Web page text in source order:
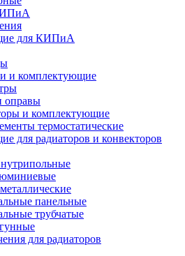
для КИПиА
и комплектующие
оправы
и комплектующие
термостатические
для радиаторов и конвекторов
панельные
трубчатые
для радиаторов